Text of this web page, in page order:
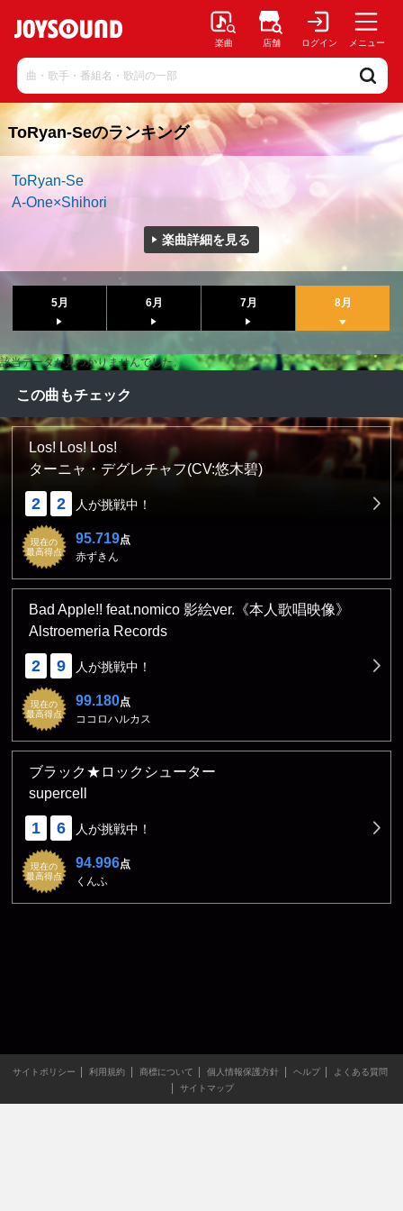
楽曲 店舗 ログイン メニュー
ToRyan-Seのランキング
ToRyan-Se
A-One×Shihori
楽曲詳細を見る
5月 6月 7月 8月
該当データが見つかりませんでした。
この曲もチェック
Los! Los! Los!
ターニャ・デグレチャフ(CV:悠木碧)
2 2 人が挑戦中！
現在の
最高得点
95.719点
赤ずきん
Bad Apple!! feat.nomico 影絵ver.《本人歌唱映像》
Alstroemeria Records
2 9 人が挑戦中！
現在の
最高得点
99.180点
ココロハルカス
ブラック★ロックシューター
supercell
1 6 人が挑戦中！
現在の
最高得点
94.996点
くんふ
サイトポリシー 利用規約 商標について 個人情報保護方針 ヘルプ
よくある質問
サイトマップ